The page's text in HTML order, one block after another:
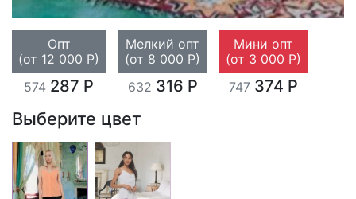
Опт
(от 12 000 Р)
574 287 Р
Мелкий опт
(от 8 000 Р)
632316 Р
Мини опт
(от 3 000 Р)
747 374 Р
Выберите цвет